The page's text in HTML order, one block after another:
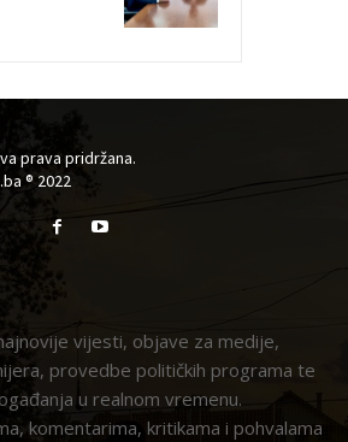
prava pridržana.
® 2022
vijesti, objave za medije,
provedbe političkih programa te
u realnom vremenu.
komentarima, kritikama i pohvalama